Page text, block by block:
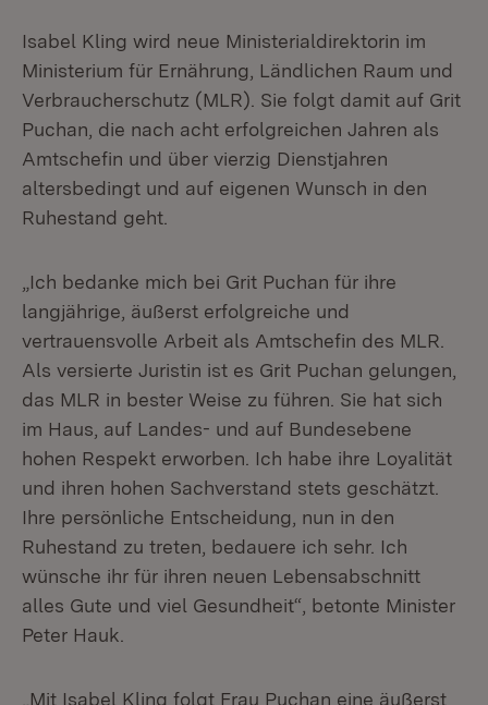
Isabel Kling wird neue Ministerialdirektorin im
Ministerium für Ernährung, Ländlichen Raum und
Verbraucherschutz (MLR). Sie folgt damit auf Grit
Puchan, die nach acht erfolgreichen Jahren als
Amtschefin und über vierzig Dienstjahren
altersbedingt und auf eigenen Wunsch in den
Ruhestand geht.
„Ich bedanke mich bei Grit Puchan für ihre
langjährige, äußerst erfolgreiche und
vertrauensvolle Arbeit als Amtschefin des MLR.
Als versierte Juristin ist es Grit Puchan gelungen,
das MLR in bester Weise zu führen. Sie hat sich
im Haus, auf Landes- und auf Bundesebene
hohen Respekt erworben. Ich habe ihre Loyalität
und ihren hohen Sachverstand stets geschätzt.
Ihre persönliche Entscheidung, nun in den
Ruhestand zu treten, bedauere ich sehr. Ich
wünsche ihr für ihren neuen Lebensabschnitt
alles Gute und viel Gesundheit“, betonte Minister
Peter Hauk.
„Mit Isabel Kling folgt Frau Puchan eine äußerst